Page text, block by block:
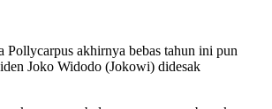
Pollycarpus akhirnya bebas tahun ini pun
Joko Widodo (Jokowi) didesak